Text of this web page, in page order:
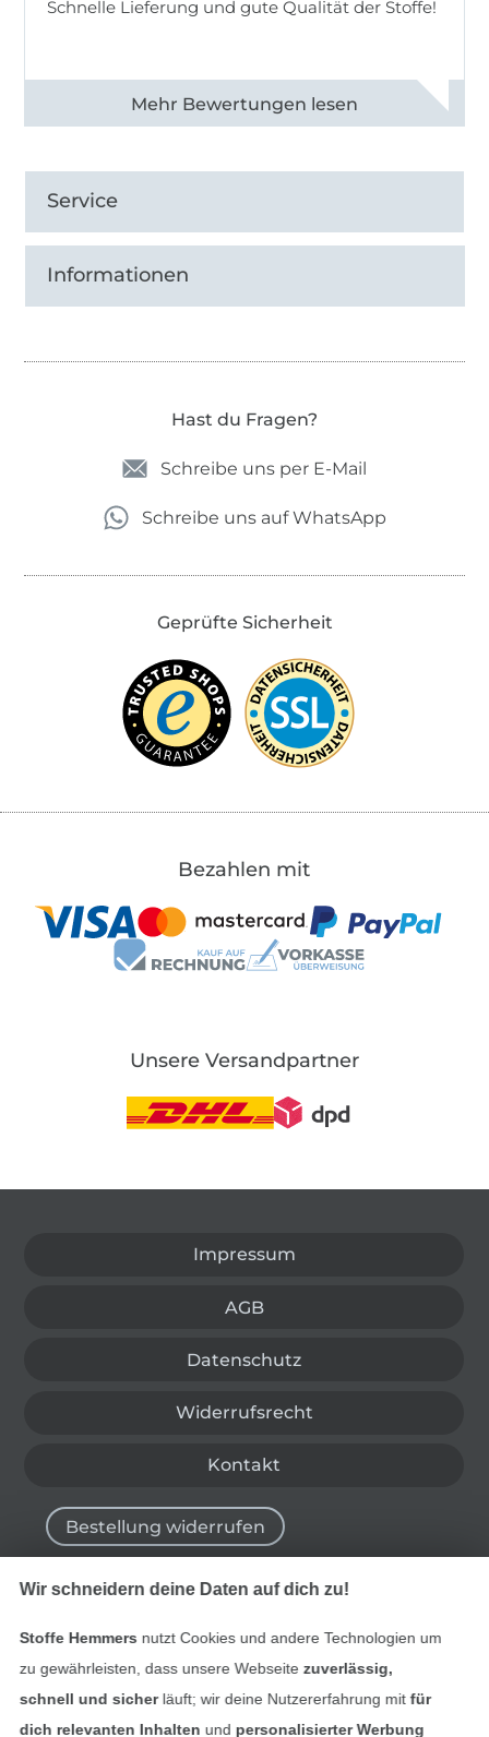
Schnelle Lieferung und gute Qualität der Stoffe!
Alle 82990 Bewertungen ansehen
Service
Informationen
Hast du Fragen?
Schreibe uns per E-Mail
Schreibe uns auf WhatsApp
Geprüfte Sicherheit
Bezahlen mit
Unsere Versandpartner
Impressum
AGB
Datenschutz
Widerrufsrecht
Kontakt
Bestellung widerrufen
Wir schneidern deine Daten auf dich zu!
Stoffe Hemmers nutzt Cookies und andere Technologien um
zu gewährleisten, dass unsere Webseite zuverlässig,
schnell und sicherläuft; wir deine Nutzererfahrung mitfür
dich relevanten Inhalten und personalisierter Werbung